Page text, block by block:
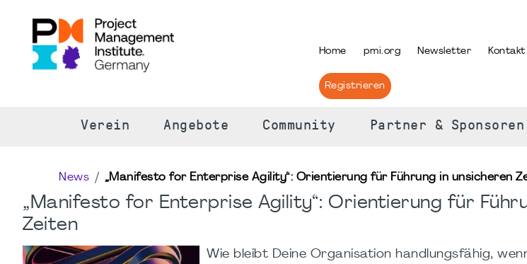
Home pmi.org Newsletter
Registrieren
Verein Angebote Community Partner & Sponsoren
News „Manifesto for Enterprise Agility“: Orientierung für Führung in unsicheren
„Manifesto for Enterprise Agility“: Orientierung für
Zeiten
Wie bleibt Deine Organisation handlungsfähig,